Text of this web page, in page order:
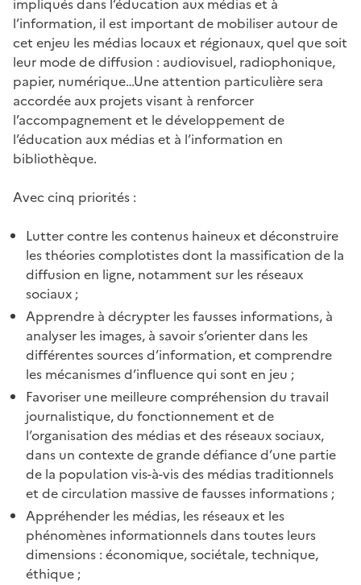
l’information, il est important de mobiliser autour de
cet enjeu les médias locaux et régionaux, quel que soit
leur mode de diffusion : audiovisuel, radiophonique,
papier, numérique…Une attention particulière sera
accordée aux projets visant à renforcer
l’accompagnement et le développement de
l’éducation aux médias et à l’information en
bibliothèque.
Avec cinq priorités :
Lutter contre les contenus haineux et déconstruire
les théories complotistes dont la massification de la
diffusion en ligne, notamment sur les réseaux
sociaux ;
Apprendre à décrypter les fausses informations, à
analyser les images, à savoir s’orienter dans les
différentes sources d’information, et comprendre
les mécanismes d’influence qui sont en jeu ;
Favoriser une meilleure compréhension du travail
journalistique, du fonctionnement et de
l’organisation des médias et des réseaux sociaux,
dans un contexte de grande défiance d’une partie
de la population vis-à-vis des médias traditionnels
et de circulation massive de fausses informations ;
Appréhender les médias, les réseaux et les
phénomènes informationnels dans toutes leurs
dimensions : économique, sociétale, technique,
éthique ;